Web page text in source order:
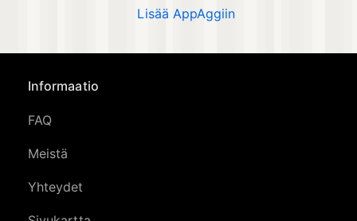
Lisää AppAggiin
Informaatio
FAQ
Meistä
Yhteydet